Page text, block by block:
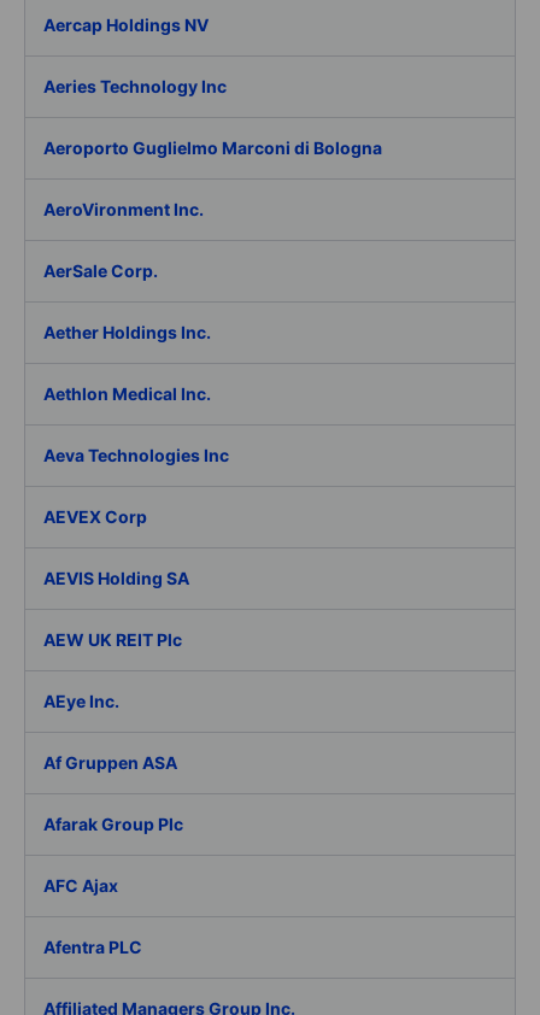
Aercap Holdings NV
Aeries Technology Inc
Aeroporto Guglielmo Marconi di Bologna
AeroVironment Inc.
AerSale Corp.
Aether Holdings Inc.
Aethlon Medical Inc.
Aeva Technologies Inc
AEVEX Corp
AEVIS Holding SA
AEW UK REIT Plc
AEye Inc.
Af Gruppen ASA
Afarak Group Plc
AFC Ajax
Afentra PLC
Affiliated Managers Group Inc.